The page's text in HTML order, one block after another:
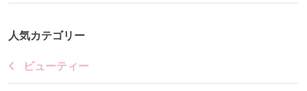
人気カテゴリー
ビューティー